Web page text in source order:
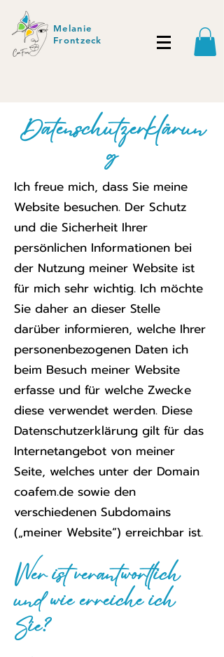
Melanie
Frontzeck
Datenschutzerklärun
g
Ich freue mich, dass Sie meine
Website besuchen. Der Schutz
und die Sicherheit Ihrer
persönlichen Informationen bei
der Nutzung meiner Website ist
für mich sehr wichtig. Ich möchte
Sie daher an dieser Stelle
darüber informieren, welche Ihrer
personenbezogenen Daten ich
beim Besuch meiner Website
erfasse und für welche Zwecke
diese verwendet werden. Diese
Datenschutzerklärung gilt für das
Internetangebot von meiner
Seite, welches unter der Domain
coafem.de sowie den
verschiedenen Subdomains
(„meiner Website“) erreichbar ist.
Wer ist verantwortlich
und wie erreiche ich
Sie?